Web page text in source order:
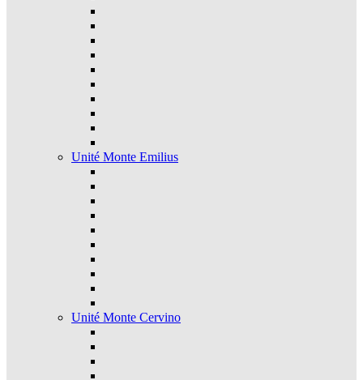
Unité Monte Emilius
Unité Monte Cervino